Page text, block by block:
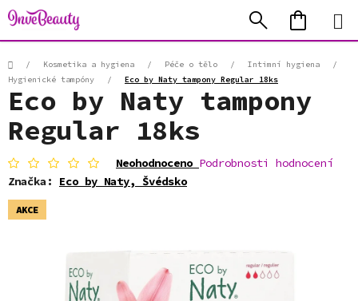
Přejít
na
obsah
Hledat
KOŠÍK
Domů/ Kosmetika a hygiena / Péče o tělo / Intimní hygiena
/
Hygienické tampóny
/ Eco by Naty tampony Regular 18ks
Eco by Naty tampony
Regular 18ks
Průměrné
hodnocení
produktu
Neohodnoceno Podrobnosti hodnocení
Značka: Eco by Naty, Švédsko
AKCE